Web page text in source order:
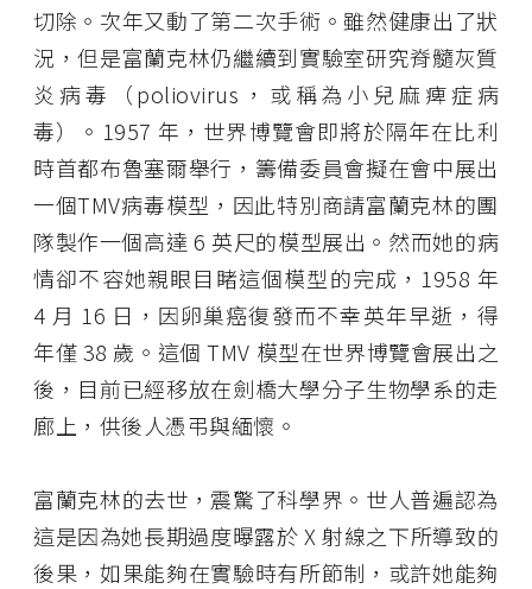
切除。次年又動了第二次手術。雖然健康出了狀
況，但是富蘭克林仍繼續到實驗室研究脊髓灰質
炎病毒（poliovirus，或稱為小兒麻痺症病
毒）。1957 年，世界博覽會即將於隔年在比利
時首都布魯塞爾舉行，籌備委員會擬在會中展出
一個TMV病毒模型，因此特別商請富蘭克林的團
隊製作一個高達 6 英尺的模型展出。然而她的病
情卻不容她親眼目睹這個模型的完成，1958 年
4 月 16 日，因卵巢癌復發而不幸英年早逝，得
年僅 38 歲。這個 TMV 模型在世界博覽會展出之
後，目前已經移放在劍橋大學分子生物學系的走
廊上，供後人憑弔與緬懷。
富蘭克林的去世，震驚了科學界。世人普遍認為
這是因為她長期過度曝露於 X 射線之下所導致的
後果，如果能夠在實驗時有所節制，或許她能夠